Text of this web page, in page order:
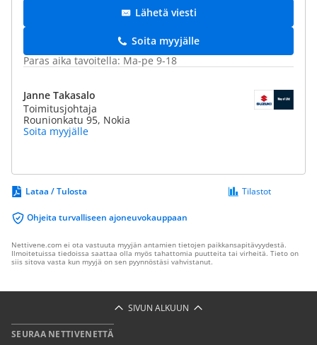
Lähetä viesti
Soita myyjälle
Paras aika tavoitella: Ma-pe 9-18
Janne Takasalo
Toimitusjohtaja
Rounionkatu 95, Nokia
Soita myyjälle
Lataa / Tulosta
Ohjeita turvalliseen ajoneuvokauppaan
Tilastot
Nettivene.com ei ota vastuuta myyjän antamien tietojen paikkansapitävyydestä.
Ilmoitetuissa tiedoissa saattaa olla myös tahattomia puutteita tai virheitä. Tieto on
siis sitova vasta kun myyjä on sen pyynnöstäsi vahvistanut.
SIVUN ALKUUN
SEURAA NETTIVENETTÄ